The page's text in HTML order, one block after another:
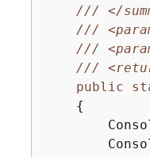
///
</
///
///
///
public
{